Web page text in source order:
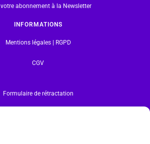
votre abonnement à la Newsletter
INFORMATIONS
Mentions légales | RGPD
CGV
Formulaire de rétractation
droits réservés.